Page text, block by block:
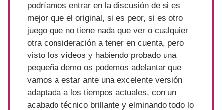
podríamos entrar en la discusión de si es
mejor que el original, si es peor, si es otro
juego que no tiene nada que ver o cualquier
otra consideración a tener en cuenta, pero
visto los vídeos y habiendo probado una
pequeña demo os podemos adelantar que
vamos a estar ante una excelente versión
adaptada a los tiempos actuales, con un
acabado técnico brillante y elminando todo lo